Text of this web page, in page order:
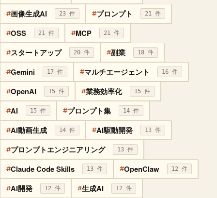
画像生成AI 23 件 プロンプト 21 件
OSS 21 件 MCP 21 件
スタートアップ 20 件 副業 18 件
Gemini 17 件 マルチエージェント 16 件
OpenAI 15 件 業務効率化 15 件
AI 15 件 プロンプト集 14 件
AI動画生成 14 件 AI駆動開発 13 件
プロンプトエンジニアリング 13 件
Claude Code Skills 13 件 OpenClaw 12 件
AI開発 12 件 生成AI 12 件